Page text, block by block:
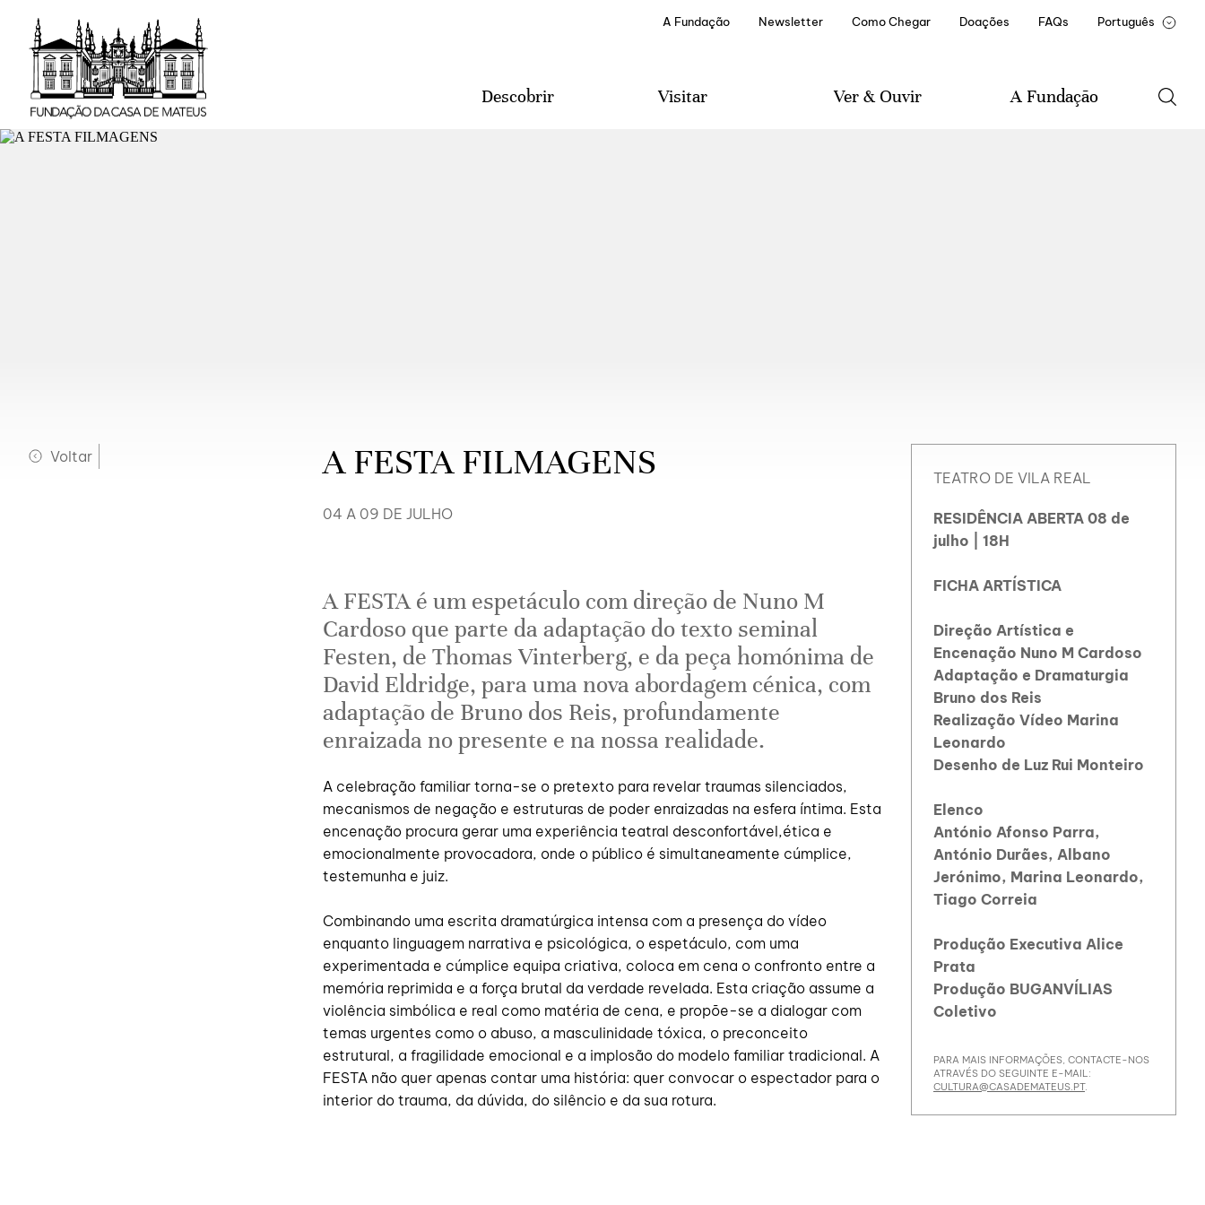
A Fundação Newsletter Como Chegar Doações FAQs Português
Descobrir Visitar Ver & Ouvir A Fundação
Voltar A FESTA FILMAGENS
04 A 09 DE JULHO
A FESTA é um espetáculo com direção de Nuno M
Cardoso que parte da adaptação do texto seminal
Festen, de Thomas Vinterberg, e da peça homónima de
David Eldridge, para uma nova abordagem cénica, com
adaptação de Bruno dos Reis, profundamente
enraizada no presente e na nossa realidade.
A celebração familiar torna-se o pretexto para revelar traumas silenciados,
mecanismos de negação e estruturas de poder enraizadas na esfera íntima. Esta
encenação procura gerar uma experiência teatral desconfortável,ética e
emocionalmente provocadora, onde o público é simultaneamente cúmplice,
testemunha e juiz.
Combinando uma escrita dramatúrgica intensa com a presença do vídeo
enquanto linguagem narrativa e psicológica, o espetáculo, com uma
experimentada e cúmplice equipa criativa, coloca em cena o confronto entre a
memória reprimida e a força brutal da verdade revelada. Esta criação assume a
violência simbólica e real como matéria de cena, e propõe-se a dialogar com
temas urgentes como o abuso, a masculinidade tóxica, o preconceito
estrutural, a fragilidade emocional e a implosão do modelo familiar tradicional. A
FESTA não quer apenas contar uma história: quer convocar o espectador para o
interior do trauma, da dúvida, do silêncio e da sua rotura.
TEATRO DE VILA REAL
RESIDÊNCIA ABERTA 08 de
julho | 18H
FICHA ARTÍSTICA
Direção Artística e
Encenação Nuno M Cardoso
Adaptação e Dramaturgia
Bruno dos Reis
Realização Vídeo Marina
Leonardo
Desenho de Luz Rui Monteiro
Elenco
António Afonso Parra,
António Durães, Albano
Jerónimo, Marina Leonardo,
Tiago Correia
Produção Executiva Alice
Prata
Produção BUGANVÍLIAS
Coletivo
PARA MAIS INFORMAÇÕES, CONTACTE-NOS
ATRAVÉS DO SEGUINTE E-MAIL:
CULTURA@CASADEMATEUS.PT.